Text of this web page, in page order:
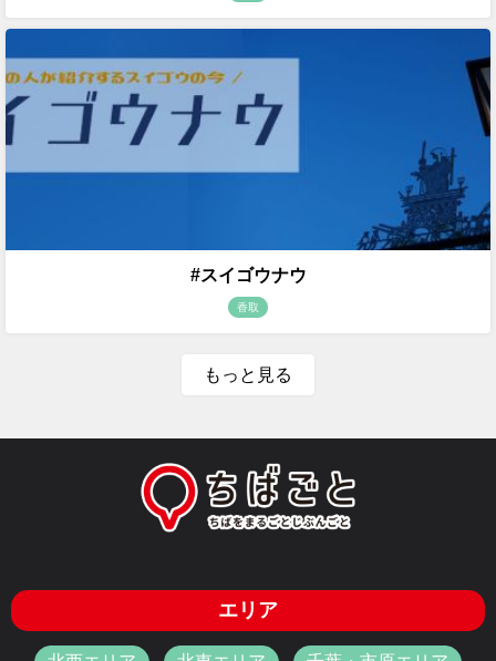
#スイゴウナウ
香取
もっと見る
エリア